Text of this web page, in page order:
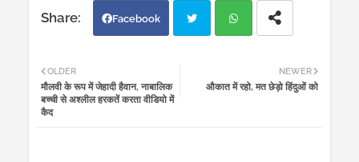
Facebook
atsa
NEWER
औकात में रहो, मत छेड़ो हिंदुओं को
OLDER
मौलवी के रूप में जेहादी हैवान, नाबालिक
बच्ची से अश्लील हरकतें करता वीडियो में
कैद